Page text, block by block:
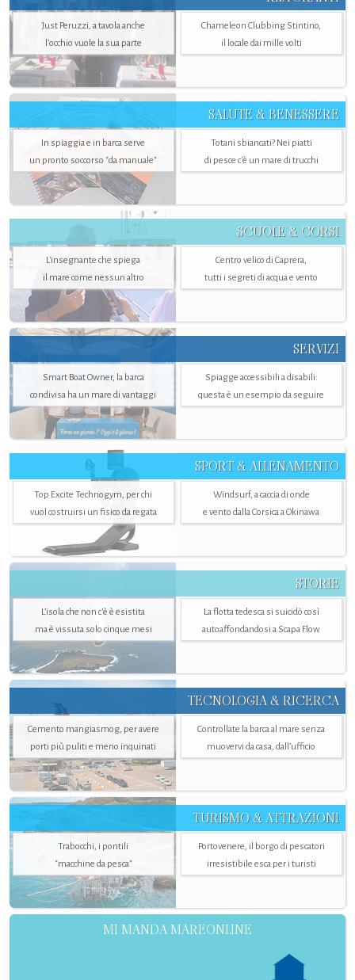
Just Peruzzi, a tavola anche
l’occhio vuole la sua parte
Chameleon Clubbing Stintino,
il locale dai mille volti
SALUTE & BENESSERE
In spiaggia e in barca serve
un pronto soccorso "da manuale"
Totani sbiancati? Nei piatti
di pesce c'è un mare di trucchi
SCUOLE & CORSI
L'insegnante che spiega
il mare come nessun altro
Centro velico di Caprera,
tutti i segreti di acqua e vento
SERVIZI
Smart Boat Owner, la barca
condivisa ha un mare di vantaggi
Spiagge accessibili a disabili:
questa è un esempio da seguire
SPORT & ALLENAMENTO
Top Excite Technogym, per chi
vuol costruirsi un fisico da regata
Windsurf, a caccia di onde
e vento dalla Corsica a Okinawa
STORIE
L’isola che non c'è è esistita
ma è vissuta solo cinque mesi
La flotta tedesca si suicidò così
autoaffondandosi a Scapa Flow
TECNOLOGIA & RICERCA
Cemento mangiasmog, per avere
porti più puliti e meno inquinati
Controllate la barca al mare senza
muovervi da casa, dall’ufficio
TURISMO & ATTRAZIONI
Trabocchi, i pontili
"macchine da pesca"
Portovenere, il borgo di pescatori
irresistibile esca per i turisti
MI MANDA MAREONLINE